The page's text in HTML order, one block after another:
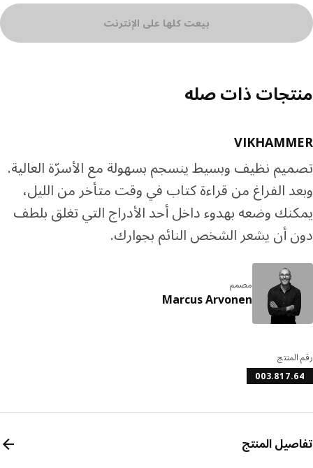
بيعت كلها على الإنترنت
ذات صله
نظيف وبسيط ينسجم بسهولة مع الأسرّة العالية.
الفراغ من قراءة كتاب في وقت متأخر من الليل،
وضعه بهدوء داخل أحد الأدراج التي تغلق بلطف
أن يشعر الشخص النائم بجوارك.
مصمم
Marcus Arvonen
المنتج